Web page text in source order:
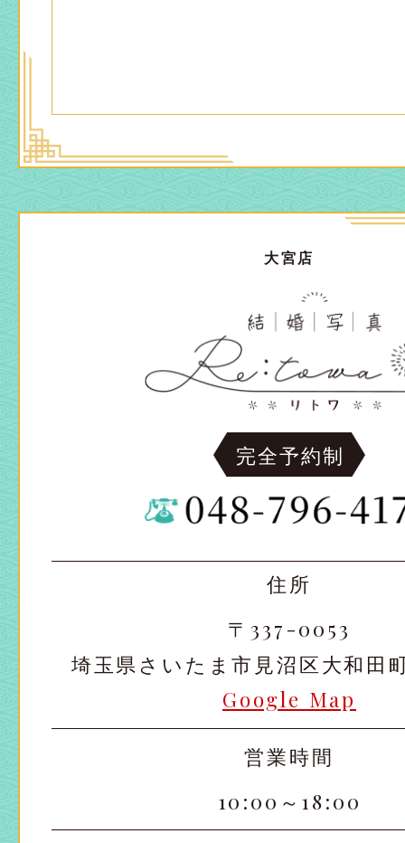
大宮店
完全予約制
住所
〒337-0053
埼玉県さいたま市見沼区大和田
Google Map
営業時間
10:00～18:00